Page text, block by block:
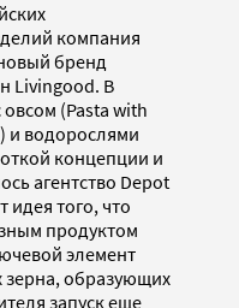
компания
бренд
Livingood. В
(Pasta with
и водорослями
концепции и
агентство Depot
идея того, что
продуктом
элемент
образующих
запуск еще